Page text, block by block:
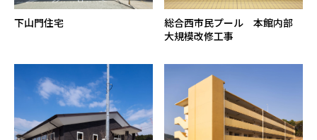
下山門住宅
総合西市民プール 本館内部
大規模改修工事